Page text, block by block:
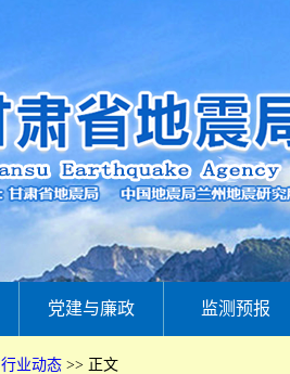
党建与廉政 监测预报
行业动态 >> 正文